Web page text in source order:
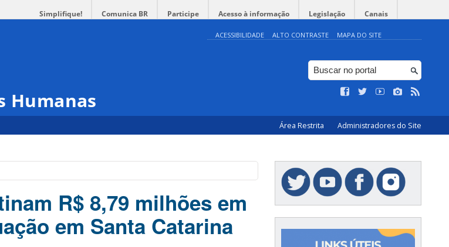
Simplifique! Comunica BR Participe Acesso à informação Legislação Canais
ACESSIBILIDADE ALTO CONTRASTE MAPA DO SITE
Humanas
Área Restrita Administradores do Site
R$ 8,79 milhões em
em Santa Catarina